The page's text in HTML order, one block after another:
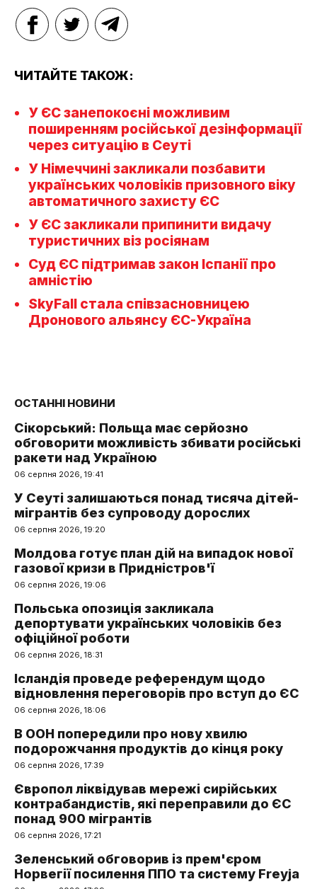
ЧИТАЙТЕ ТАКОЖ:
У ЄС занепокоєні можливим
поширенням російської дезінформації
через ситуацію в Сеуті
У Німеччині закликали позбавити
українських чоловіків призовного віку
автоматичного захисту ЄС
У ЄС закликали припинити видачу
туристичних віз росіянам
Суд ЄС підтримав закон Іспанії про
амністію
SkyFall стала співзасновницею
Дронового альянсу ЄС-Україна
ОСТАННІ НОВИНИ
Сікорський: Польща має серйозно
обговорити можливість збивати російські
ракети над Україною
06 серпня 2026, 19:41
У Сеуті залишаються понад тисяча дітей-
мігрантів без супроводу дорослих
06 серпня 2026, 19:20
Молдова готує план дій на випадок нової
газової кризи в Придністров'ї
06 серпня 2026, 19:06
Польська опозиція закликала
депортувати українських чоловіків без
офіційної роботи
06 серпня 2026, 18:31
Ісландія проведе референдум щодо
відновлення переговорів про вступ до ЄС
06 серпня 2026, 18:06
В ООН попередили про нову хвилю
подорожчання продуктів до кінця року
06 серпня 2026, 17:39
Європол ліквідував мережі сирійських
контрабандистів, які переправили до ЄС
понад 900 мігрантів
06 серпня 2026, 17:21
Зеленський обговорив із прем'єром
Норвегії посилення ППО та систему Freyja